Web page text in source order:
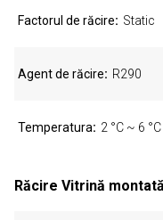
Factorul de răcire Static
Agent de răcire R290
Temperatura 2 °C ~ 6 °C
Răcire Vitrină